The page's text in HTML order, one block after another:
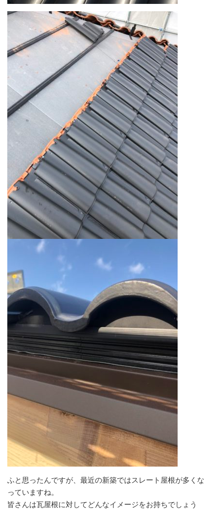
ふと思ったんですが、最近の新築ではスレート屋根が多くな
っていますね。
皆さんは瓦屋根に対してどんなイメージをお持ちでしょう